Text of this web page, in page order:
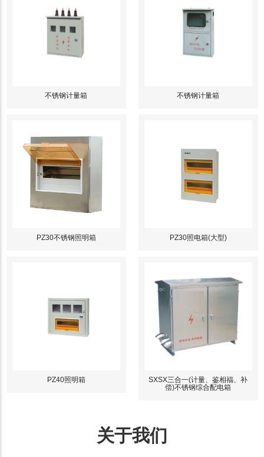
不锈钢计量箱 不锈钢计量箱
PZ30不锈钢照明箱 PZ30照电箱(大型)
PZ40照明箱
SXSX三合一(计量、鉴相福、补
偿)不锈钢综合配电箱
关于我们